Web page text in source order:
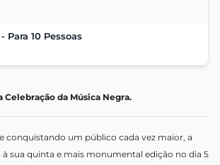
Para 10 Pessoas
Celebração da Música Negra.
conquistando um público cada vez maior, a
à sua quinta e mais monumental edição no dia 5